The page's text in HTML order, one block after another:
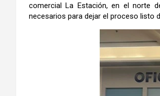
comercial La Estación, en el norte
necesarios para dejar el proceso listo